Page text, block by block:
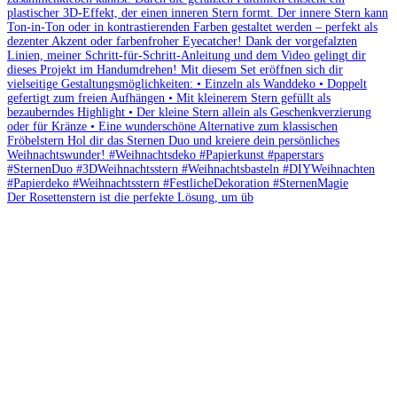
Der Rosettenstern ist die perfekte Lösung, um üb